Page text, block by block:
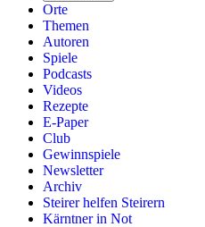
Orte
Themen
Autoren
Spiele
Podcasts
Videos
Rezepte
E-Paper
Club
Gewinnspiele
Newsletter
Archiv
Steirer helfen Steirern
Kärntner in Not